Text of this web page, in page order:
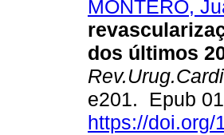
MONTERO,
dos últimos
e201. Epub
https://doi.org/